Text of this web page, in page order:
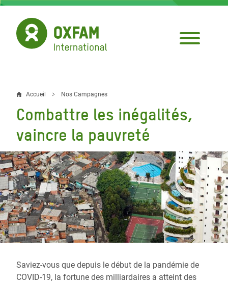
Aller
contenu
principal
Fil
d'Ariane
Accueil Nos Campagnes
Combattre les inégalités,
vaincre la pauvreté
Saviez-vous que depuis le début de la pandémie de
COVID-19, la fortune des milliardaires a atteint des